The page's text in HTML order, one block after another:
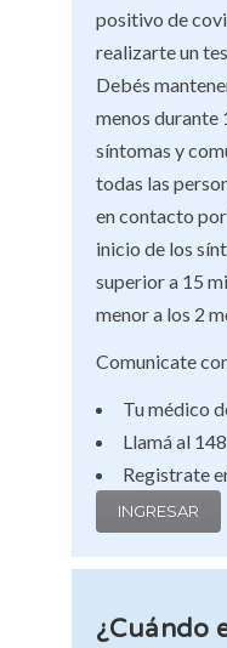
positivo de
realizarte un
Debés
menos durante
síntomas y
todas las
en contacto
inicio de los
superior a 15
menor a los 2
Comunicate
Tu médico
Llamá al 148
Registrate
INGRESAR
¿Cuándo